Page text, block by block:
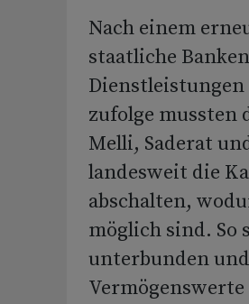
Nach einem
staatliche
zufolge mussten
Melli, Saderat
landesweit die
abschalten,
möglich sind. So
unterbunden